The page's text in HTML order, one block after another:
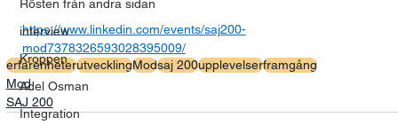
Rösten från andra sidan
interview
Kroppen
Adel Osman
Integration
https://www.linkedin.com/events/saj200-
mod7378326593028395009/
erfarenheterutvecklingModsaj 200upplevelserframgång
Mod
SAJ 200